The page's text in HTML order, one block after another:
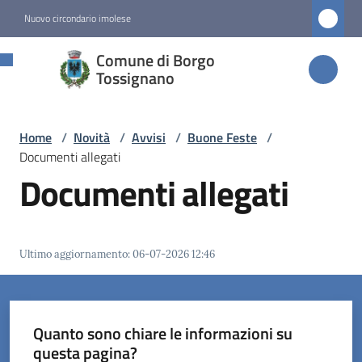
Nuovo circondario imolese
Comune di Borgo
Tossignano
Comune di
Borgo
Servizi
Vivere
Borgo
Home / Novità / Avvisi / Buone Feste /
Documenti allegati
Documenti allegati
Ultimo aggiornamento:06-07-2026 12:46
Quanto sono chiare le informazioni su
questa pagina?